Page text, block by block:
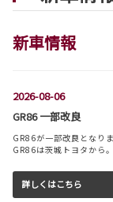
新車情報
2026-08-06
GR86 一部改良
GR86が一部改良となりま
GR86は茨城トヨタから。
詳しくはこちら